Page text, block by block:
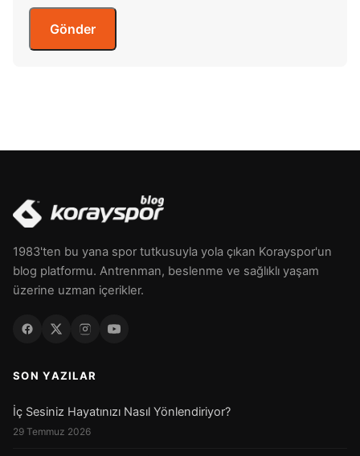
1983'ten bu yana spor tutkusuyla yola çıkan Korayspor'un
blog platformu. Antrenman, beslenme ve sağlıklı yaşam
üzerine uzman içerikler.
SON YAZILAR
İç Sesiniz Hayatınızı Nasıl Yönlendiriyor?
29 Temmuz 2026